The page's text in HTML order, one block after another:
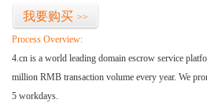
我要购买 >>
Process Overview:
4.cn is a world leading domain escrow service
million RMB transaction volume every year. We
5 workdays.